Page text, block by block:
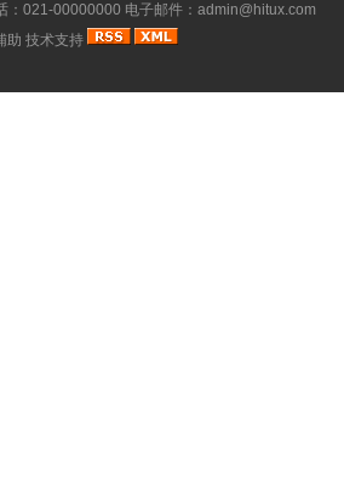
：021-00000000 电子邮件：admin@hitux.com
助 技术支持